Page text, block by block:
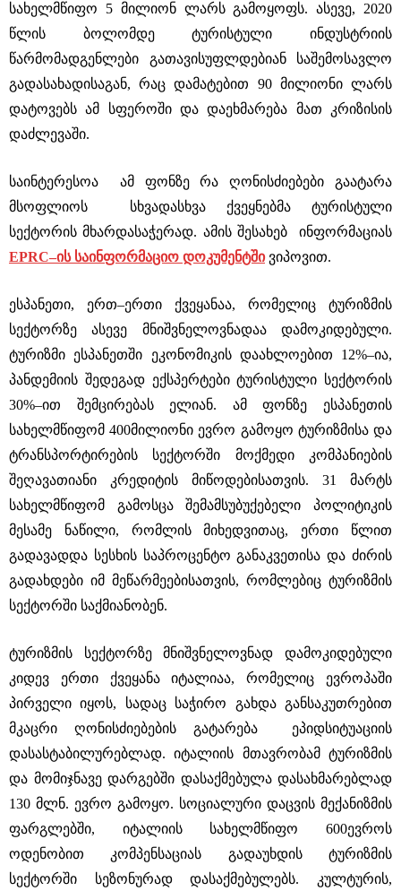
სახელმწიფო 5 მილიონ ლარს გამოყოფს. ასევე, 2020
წლის ბოლომდე ტურისტული ინდუსტრიის
წარმომადგენლები გათავისუფლდებიან საშემოსავლო
გადასახადისაგან, რაც დამატებით 90 მილიონი ლარს
დატოვებს ამ სფეროში და დაეხმარება მათ კრიზისის
დაძლევაში.
საინტერესოა ამ ფონზე რა ღონისძიებები გაატარა
მსოფლიოს სხვადასხვა ქვეყნებმა ტურისტული
სექტორის მხარდასაჭერად. ამის შესახებ ინფორმაციას
EPRC–ის საინფორმაციო დოკუმენტშივიპოვით.
ესპანეთი, ერთ–ერთი ქვეყანაა, რომელიც ტურიზმის
სექტორზე ასევე მნიშვნელოვნადაა დამოკიდებული.
ტურიზმი ესპანეთში ეკონომიკის დაახლოებით 12%–ია,
პანდემიის შედეგად ექსპერტები ტურისტული სექტორის
30%–ით შემცირებას ელიან. ამ ფონზე ესპანეთის
სახელმწიფომ 400მილიონი ევრო გამოყო ტურიზმისა და
ტრანსპორტირების სექტორში მოქმედი კომპანიების
შეღავათიანი კრედიტის მიწოდებისათვის. 31 მარტს
სახელმწიფომ გამოსცა შემამსუბუქებელი პოლიტიკის
მესამე ნაწილი, რომლის მიხედვითაც, ერთი წლით
გადავადდა სესხის საპროცენტო განაკვეთისა და ძირის
გადახდები იმ მეწარმეებისათვის, რომლებიც ტურიზმის
სექტორში საქმიანობენ.
ტურიზმის სექტორზე მნიშვნელოვნად დამოკიდებული
კიდევ ერთი ქვეყანა იტალიაა, რომელიც ევროპაში
პირველი იყოს, სადაც საჭირო გახდა განსაკუთრებით
მკაცრი ღონისძიებების გატარება ეპიდსიტუაციის
დასასტაბილურებლად. იტალიის მთავრობამ ტურიზმის
და მომიჯნავე დარგებში დასაქმებულა დასახმარებლად
130 მლნ. ევრო გამოყო. სოციალური დაცვის მექანიზმის
ფარგლებში, იტალიის სახელმწიფო 600ევროს
ოდენობით კომპენსაციას გადაუხდის ტურიზმის
სექტორში სეზონურად დასაქმებულებს. კულტურის,